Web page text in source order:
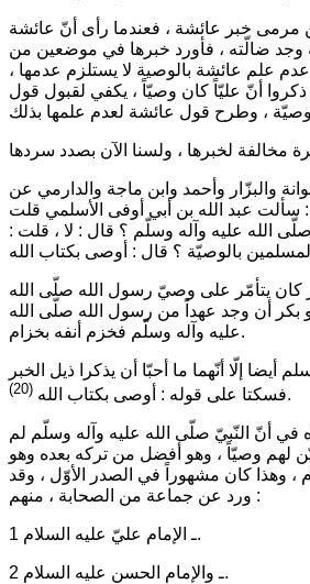
مرمى خبر عائشة ، فعندما رأى أنّ عائشة
وجد ضالّته ، فأورد خبرها في موضعين من
علم عائشة بالوصية لا يستلزم عدمها ،
أنّ عليّاً كان وصيّاً ، يكفي لقبول قول
والبزّار وأحمد وابن ماجة والدارمي عن
عبد الله بن أبي أوفى الأسلمي قلت
الله عليه وآله وسلّم ؟ قال : لا ، قلت :
كان يتأمّر على وصيّ رسول الله صلّى الله
بكر أن وجد عهداً من رسول الله صلّى الله
عليه وآله وسلّم فخزم أنفه بخزام.
أيضا إلّا أنّهما ما أحبّا أن يذكرا ذيل الخبر
فسكتا على قوله : أوصى بكتاب الله (20) .
في أنّ النّبيّ صلّى الله عليه وآله وسلّم لم
لهم وصيّاً ، وهو أفضل من تركه بعده وهو
، وهذا كان مشهوراً في الصدر الأوّل ، وقد
ورد عن جماعة من الصحابة ، منهم :
1 ـ الإمام عليّ عليه السلام.
2 ـ والإمام الحسن عليه السلام.